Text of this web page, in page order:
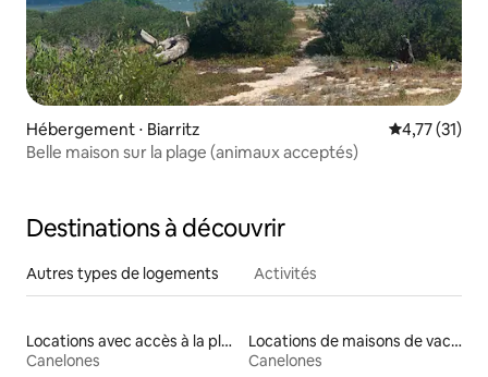
Hébergement ⋅ Biarritz Évaluation
4,77 (31)
Belle maison sur la plage (animaux acceptés)
Destinations à découvrir
Autres types de logements Activités
Locations avec accès à la plage
Canelones
Locations de maisons de vacances
Canelones